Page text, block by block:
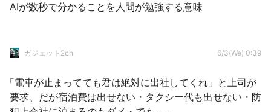
AIが数秒で分かることを人間が勉強する意味
ガジェット2ch 6/3(We) 0:39
「電車が止まってても君は絶対に出社してくれ」と上司が
要求、だが宿泊費は出せない・タクシー代も出せない・防